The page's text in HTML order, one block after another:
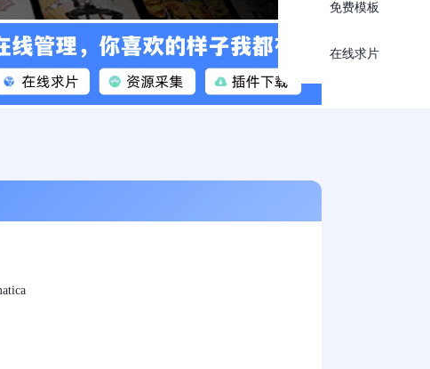
免费模板
在线求片